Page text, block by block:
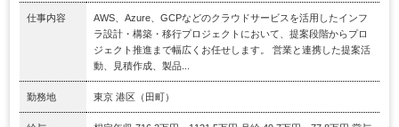
仕事内容
AWS、Azure、GCPなどのクラウドサービスを活用したインフ
ラ設計・構築・移行プロジェクトにおいて、提案段階からプロ
ジェクト推進まで幅広くお任せします。 営業と連携した提案活
動、見積作成、製品...
勤務地 東京 港区（田町）